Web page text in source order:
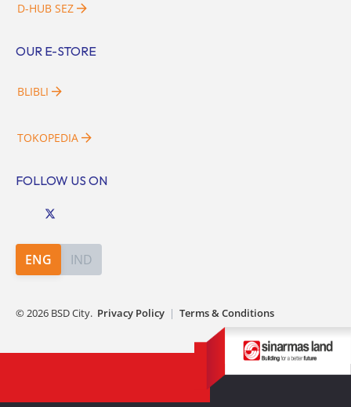
D-HUB SEZ
OUR E-STORE
BLIBLI
TOKOPEDIA
FOLLOW US ON
ENG IND
©2026 BSD City. Privacy Policy | Terms & Conditions